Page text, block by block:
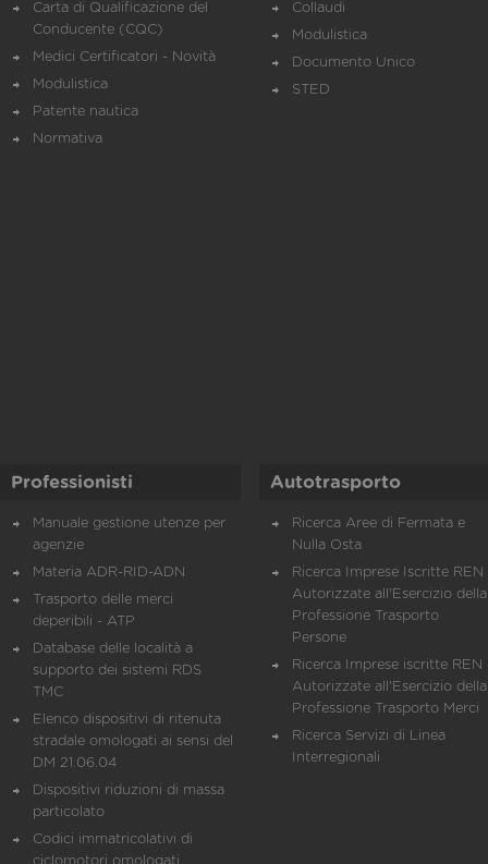
Carta di Qualificazione del
Conducente (CQC)
Medici Certificatori - Novità
Modulistica
Patente nautica
Normativa
Collaudi
Modulistica
Documento Unico
STED
Professionisti
Manuale gestione utenze per
agenzie
Materia ADR-RID-ADN
Trasporto delle merci
deperibili - ATP
Database delle località a
supporto dei sistemi RDS
TMC
Elenco dispositivi di ritenuta
stradale omologati ai sensi del
DM 21.06.04
Dispositivi riduzioni di massa
particolato
Codici immatricolativi di
Autotrasporto
Ricerca Aree di Fermata e
Nulla Osta
Ricerca Imprese Iscritte REN
Autorizzate all'Esercizio della
Professione Trasporto
Persone
Ricerca Imprese iscritte REN
Autorizzate all'Esercizio della
Professione Trasporto Merci
Ricerca Servizi di Linea
Interregionali